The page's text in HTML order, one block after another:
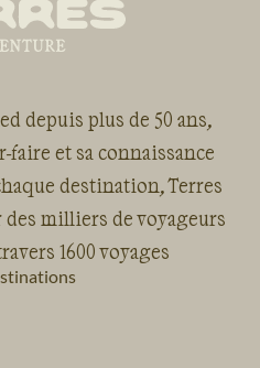
depuis plus de 50 ans,
et sa connaissance
destination, Terres
milliers de voyageurs
1600 voyages